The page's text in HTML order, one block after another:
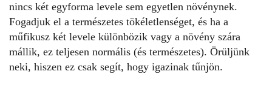
nincs két egyforma levele sem egyetlen növénynek.
Fogadjuk el a természetes tökéletlenséget, és ha a
műfikusz két levele különbözik vagy a növény szára
mállik, ez teljesen normális (és természetes). Örüljünk
neki, hiszen ez csak segít, hogy igazinak tűnjön.